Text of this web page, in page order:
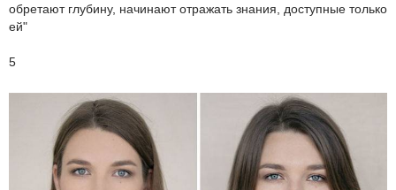
обретают глубину, начинают отражать знания, доступные только
ей"
5